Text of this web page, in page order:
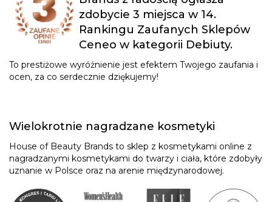
zdobycie 3 miejsca w 14.
Rankingu Zaufanych Sklepów
Ceneo w kategorii Debiuty.
To prestiżowe wyróżnienie jest efektem Twojego zaufania i
ocen, za co serdecznie dziękujemy!
Wielokrotnie nagradzane kosmetyki
House of Beauty Brands to sklep z kosmetykami online z
nagradzanymi kosmetykami do twarzy i ciała, które zdobyły
uznanie w Polsce oraz na arenie międzynarodowej.